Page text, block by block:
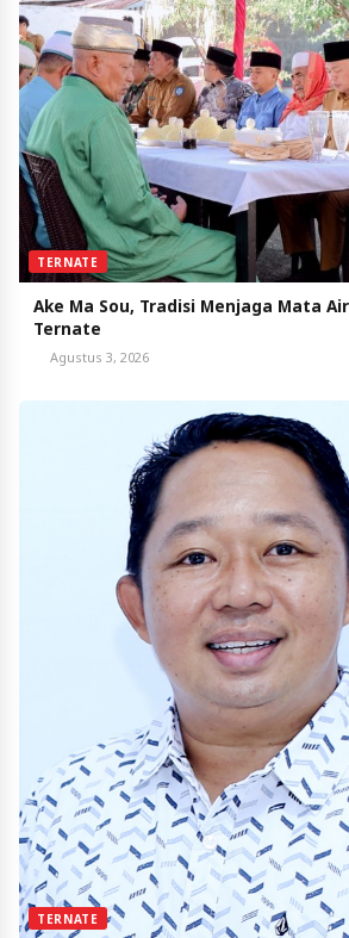
TERNATE
Ake Ma Sou, Tradisi Menjaga Mata
Ternate
Agustus 3, 2026
TERNATE